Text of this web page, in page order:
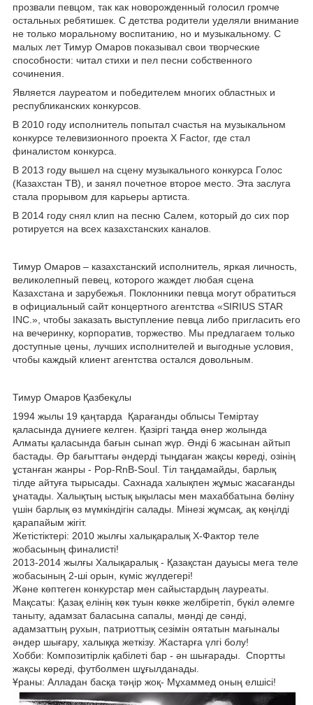
прозвали певцом, так как новорожденный голосил громче
остальных ребятишек. С детства родители уделяли внимание
не только моральному воспитанию, но и музыкальному. С
малых лет Тимур Омаров показывал свои творческие
способности: читал стихи и пел песни собственного
сочинения.
Является лауреатом и победителем многих областных и
республиканских конкурсов.
В 2010 году исполнитель попытал счастья на музыкальном
конкурсе телевизионного проекта Х Factor, где стал
финалистом конкурса.
В 2013 году вышел на сцену музыкального конкурса Голос
(Казахстан ТВ), и занял почетное второе место. Эта заслуга
стала прорывом для карьеры артиста.
В 2014 году снял клип на песню Салем, который до сих пор
ротируется на всех казахстанских каналов.
Тимур Омаров – казахстанский исполнитель, яркая личность,
великолепный певец, которого жаждет любая сцена
Казахстана и зарубежья. Поклонники певца могут обратиться
в официальный сайт концертного агентства «SIRIUS STAR
INC.», чтобы заказать выступление певца либо пригласить его
на вечеринку, корпоратив, торжество. Мы предлагаем только
доступные цены, лучших исполнителей и выгодные условия,
чтобы каждый клиент агентства остался довольным.
Тимур Омаров Қазбекұлы
1994 жылы 19 қаңтарда Қарағанды облысы Теміртау
қаласында дүниеге келген. Қазіргі таңда өнер жолында
Алматы қаласында бағын сынап жүр. Әнді 6 жасынан айтып
бастады. Әр бағыттағы әндерді тыңдаған жақсы көреді, озінің
ұстанған жанры - Pop-RnB-Soul. Тіл таңдамайды, барлық
тілде айтуға тырысады. Сахнада халықпен жұмыс жасағанды
ұнатады. Халықтың ыстық ықыласы мен маxаббатына бөліну
үшін барлық өз мүмкіндігін салады. Мінезі жұмсақ, ақ көңілді
қарапайым жігіт.
Жетістіктері: 2010 жылғы xалықаралық Х-Фактор теле
жобасының финалисті!
2013-2014 жылғы Халықаралық - Қазақстан дауысы мега теле
жобасының 2-ші орын, күміс жүлдегері!
Және көптеген конкурстар мен сайыстардың лауреаты.
Мақсаты: Қазақ елінің көк туын көкке желбіретіп, бүкіл әлемге
таныту, адамзат баласына сапалы, мәнді де сәнді,
адамзаттың руxын, патриоттық сезімін оятатын мағыналы
әндер шығару, xалыққа жеткізу. Жастарға үлгі болу!
Хобби: Композитірлік қабілеті бар - ән шығарады. Спортты
жақсы көреді, футболмен шұғылданады.
Ұраны: Алладан басқа тәңір жоқ- Мұxаммед оның елшісі!